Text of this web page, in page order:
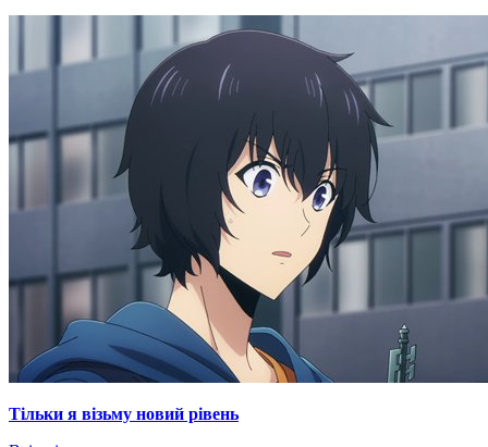
Тільки я візьму новий рівень